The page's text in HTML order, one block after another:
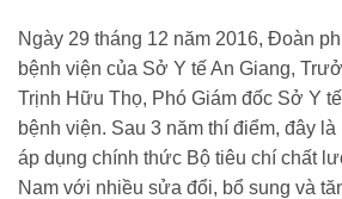
Ngày 29 tháng 12 năm 2016, Đoàn
bệnh viện của Sở Y tế An Giang,
Trịnh Hữu Thọ, Phó Giám đốc Sở Y
bệnh viện. Sau 3 năm thí điểm, đây
áp dụng chính thức Bộ tiêu chí chất
Nam với nhiều sửa đổi, bổ sung và